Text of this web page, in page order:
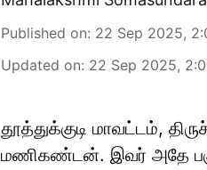
Published on: 22 Sep 2025,
Updated on: 22 Sep 2025,
தூத்துக்குடி மாவட்டம்,
மணிகண்டன். இவர் அதே